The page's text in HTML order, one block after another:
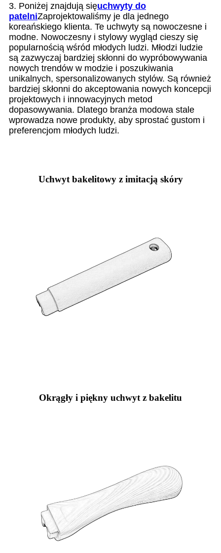
3. Poniżej znajdują sięuchwyty do
patelniZaprojektowaliśmy je dla jednego
koreańskiego klienta. Te uchwyty są nowoczesne i
modne. Nowoczesny i stylowy wygląd cieszy się
popularnością wśród młodych ludzi. Młodzi ludzie
są zazwyczaj bardziej skłonni do wypróbowywania
nowych trendów w modzie i poszukiwania
unikalnych, spersonalizowanych stylów. Są również
bardziej skłonni do akceptowania nowych koncepcji
projektowych i innowacyjnych metod
dopasowywania. Dlatego branża modowa stale
wprowadza nowe produkty, aby sprostać gustom i
preferencjom młodych ludzi.
Uchwyt bakelitowy z imitacją skóry
Okrągły i piękny uchwyt z bakelitu